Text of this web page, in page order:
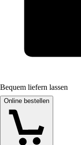
Bequem liefern lassen
Online bestellen